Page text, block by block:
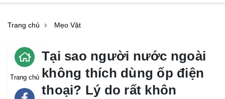
Trang chủ Mẹo Vặt
Trang chủ
Tại sao người nước ngoài
không thích dùng ốp điện
thoại? Lý do rất khôn